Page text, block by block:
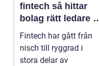
fintech så hittar
bolag rätt ledare i
en reglerad
tillväxtbransch
Fintech har gått från
nisch till ryggrad i
stora delar av